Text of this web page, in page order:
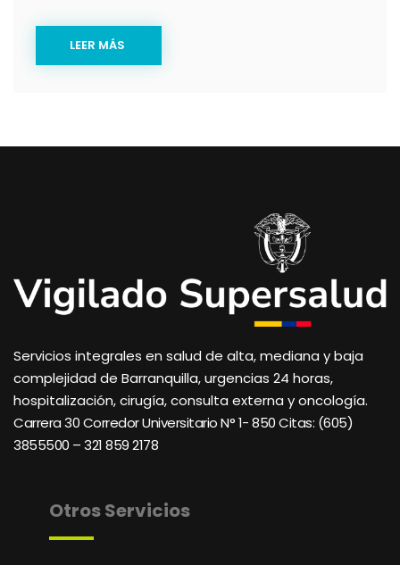
LEER MÁS
Servicios integrales en salud de alta, mediana y baja
complejidad de Barranquilla, urgencias 24 horas,
hospitalización, cirugía, consulta externa y oncología.
Carrera 30 Corredor Universitario N° 1- 850 Citas: (605)
3855500 – 321 859 2178
Otros Servicios